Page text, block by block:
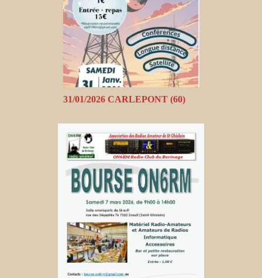
31/01/2026 CARLEPONT (60)